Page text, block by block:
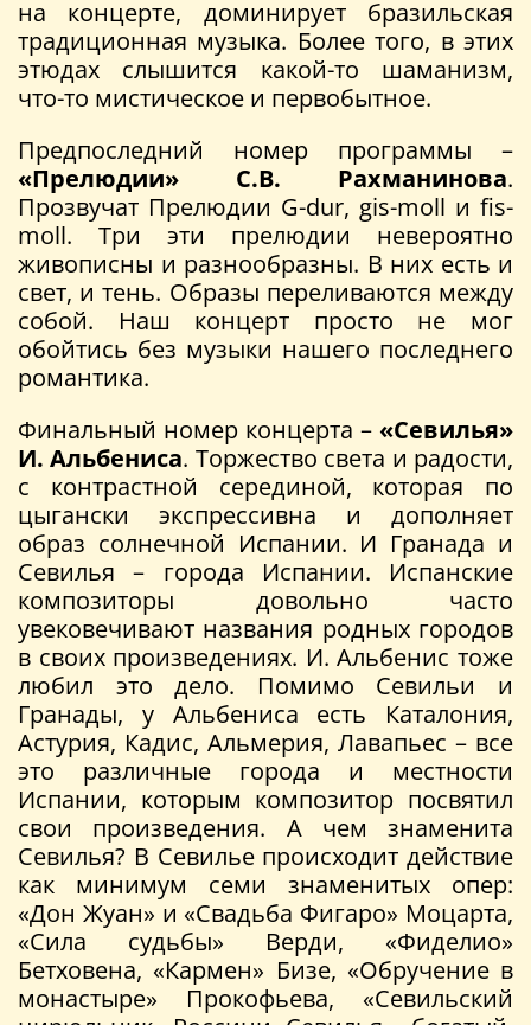
на концерте, доминирует бразильская
традиционная музыка. Более того, в этих
этюдах слышится какой-то шаманизм,
что-то мистическое и первобытное.
Предпоследний номер программы –
«Прелюдии» С.В. Рахманинова.
Прозвучат Прелюдии G-dur, gis-moll и fis-
moll. Три эти прелюдии невероятно
живописны и разнообразны. В них есть и
свет, и тень. Образы переливаются между
собой. Наш концерт просто не мог
обойтись без музыки нашего последнего
романтика.
Финальный номер концерта – «Севилья»
И. Альбениса. Торжество света и радости,
с контрастной серединой, которая по
цыгански экспрессивна и дополняет
образ солнечной Испании. И Гранада и
Севилья – города Испании. Испанские
композиторы довольно часто
увековечивают названия родных городов
в своих произведениях. И. Альбенис тоже
любил это дело. Помимо Севильи и
Гранады, у Альбениса есть Каталония,
Астурия, Кадис, Альмерия, Лавапьес – все
это различные города и местности
Испании, которым композитор посвятил
свои произведения. А чем знаменита
Севилья? В Севилье происходит действие
как минимум семи знаменитых опер:
«Дон Жуан» и «Свадьба Фигаро» Моцарта,
«Сила судьбы» Верди, «Фиделио»
Бетховена, «Кармен» Бизе, «Обручение в
монастыре» Прокофьева, «Севильский